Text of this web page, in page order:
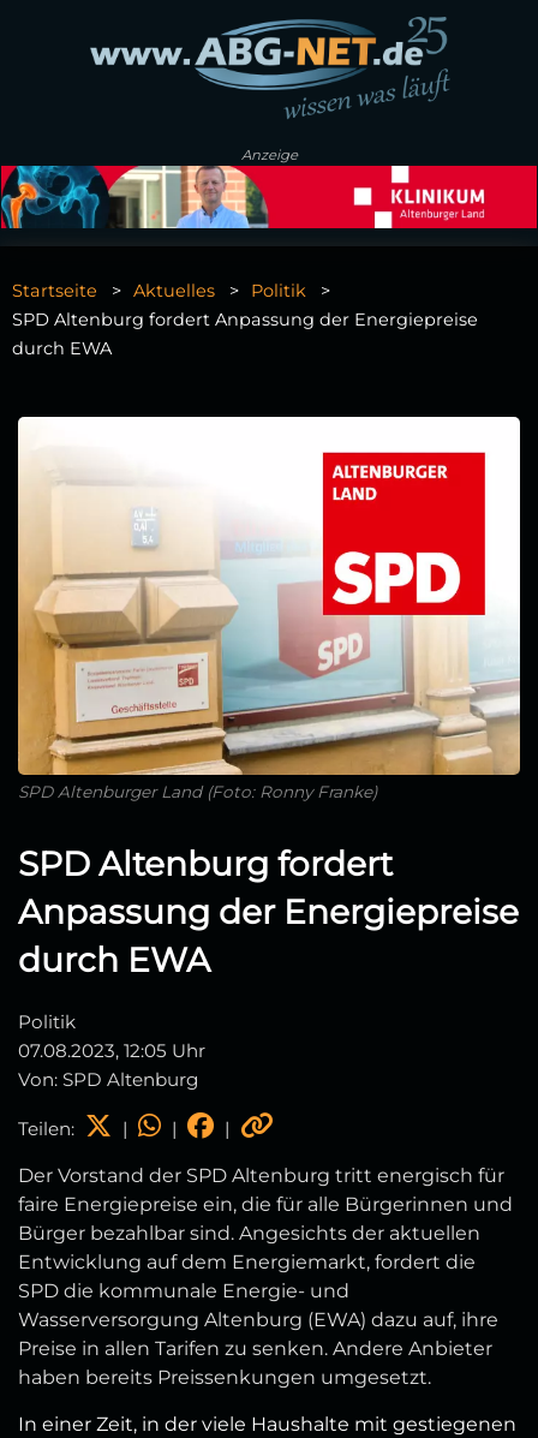
Anzeige
Startseite Aktuelles
Politik
SPD Altenburg fordert Anpassung der Energiepreise
durch EWA
SPD Altenburger Land (Foto: Ronny Franke)
SPD Altenburg fordert
Anpassung der Energiepreise
durch EWA
Politik
07.08.2023, 12:05 Uhr
Von: SPD Altenburg
Teilen: | | |
Der Vorstand der SPD Altenburg tritt energisch für
faire Energiepreise ein, die für alle Bürgerinnen und
Bürger bezahlbar sind. Angesichts der aktuellen
Entwicklung auf dem Energiemarkt, fordert die
SPD die kommunale Energie- und
Wasserversorgung Altenburg (EWA) dazu auf, ihre
Preise in allen Tarifen zu senken. Andere Anbieter
haben bereits Preissenkungen umgesetzt.
In einer Zeit, in der viele Haushalte mit gestiegenen